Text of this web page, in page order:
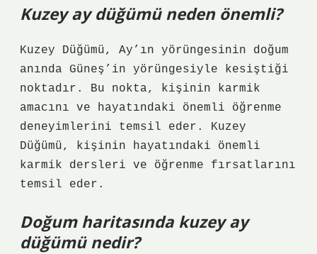
Kuzey ay düğümü neden önemli?
Kuzey Düğümü, Ay’ın yörüngesinin doğum
anında Güneş’in yörüngesiyle kesiştiği
noktadır. Bu nokta, kişinin karmik
amacını ve hayatındaki önemli öğrenme
deneyimlerini temsil eder. Kuzey
Düğümü, kişinin hayatındaki önemli
karmik dersleri ve öğrenme fırsatlarını
temsil eder.
Doğum haritasında kuzey ay
düğümü nedir?